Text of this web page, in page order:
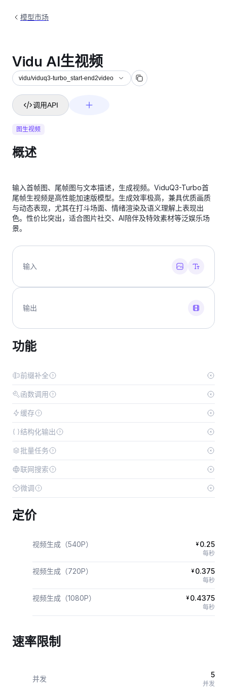
模型市场
Vidu AI生视频
vidu/viduq3-turbo_start-end2video
调用API
图生视频
概述
输入首帧图、尾帧图与文本描述，生成视频。ViduQ3-Turbo首
尾帧生视频是高性能加速版模型。生成效率极高，兼具优质画质
与动态表现，尤其在打斗场面、情绪渲染及语义理解上表现出
色。性价比突出，适合图片社交、AI陪伴及特效素材等泛娱乐场
景。
输入
输出
功能
前缀补全
函数调用
缓存
结构化输出
批量任务
联网搜索
微调
定价
视频生成（540P） ¥ 0.25
每秒
视频生成（720P） ¥ 0.375
每秒
视频生成（1080P） ¥ 0.4375
每秒
速率限制
并发 5
并发